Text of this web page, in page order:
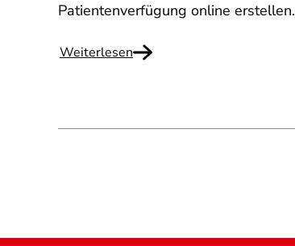
Patientenverfügung online erstellen.
Weiterlesen